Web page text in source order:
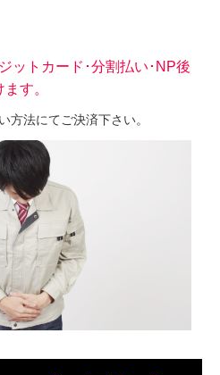
ットカード･分割払い･NP後
す。
方法にてご決済下さい。